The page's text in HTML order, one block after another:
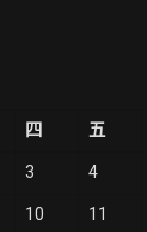
四 五
3 4
10 11